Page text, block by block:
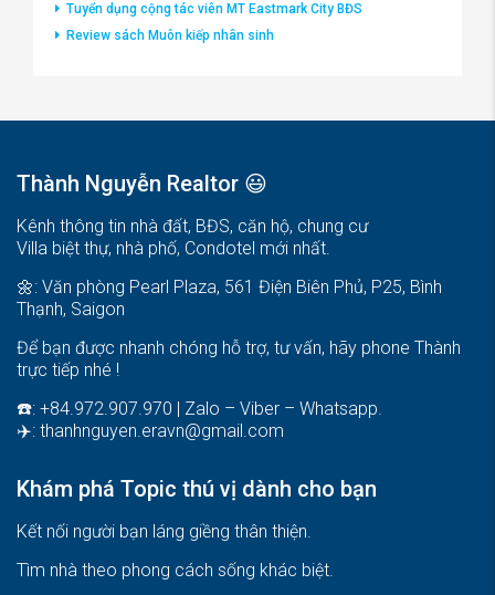
Tuyển dụng cộng tác viên MT Eastmark City BĐS
Review sách Muôn kiếp nhân sinh
Thành Nguyễn Realtor 😃
Kênh thông tin nhà đất, BĐS, căn hộ, chung cư
Villa biệt thự, nhà phố, Condotel mới nhất.
🌼: Văn phòng Pearl Plaza, 561 Điện Biên Phủ, P25, Bình
Thạnh, Saigon
Để bạn được nhanh chóng hỗ trợ, tư vấn, hãy phone Thành
trực tiếp nhé !
☎️: +84.972.907.970 | Zalo – Viber – Whatsapp.
✈️: thanhnguyen.eravn@gmail.com
Khám phá Topic thú vị dành cho bạn
Kết nối người bạn láng giềng thân thiện.
Tìm nhà theo phong cách sống khác biệt.